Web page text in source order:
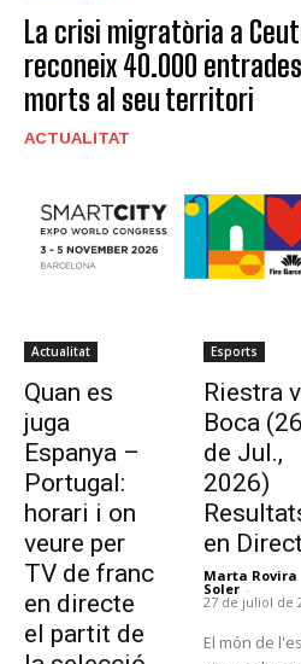
La crisi migratòria a
reconeix 40.000
morts al seu territori
ACTUALITAT
Actualitat
Quan es
juga
Espanya –
Portugal:
horari i on
veure per
TV de franc
en directe
el partit de
Esports
Riestra
Boca (26
de Jul.,
2026)
en
Marta Rovira
Soler -
27 de juliol de
El món de